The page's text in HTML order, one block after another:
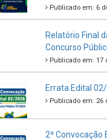
Publicado em: 6
Relatório Final
Concurso
Publicado em: 17
Errata Edital
Publicado em: 26
2ª Convocação